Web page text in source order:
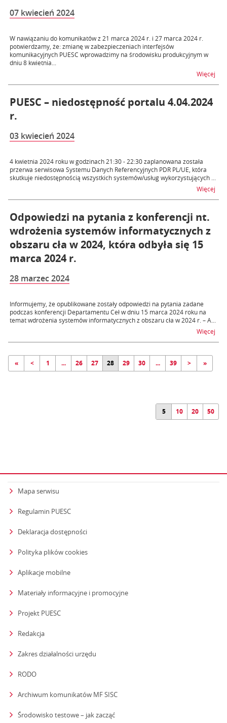
07 kwiecień 2024
W nawiązaniu do komunikatów z 21 marca 2024 r. i 27 marca 2024 r.
potwierdzamy, że: zmianę w zabezpieczeniach interfejsów
komunikacyjnych PUESC wprowadzimy na środowisku produkcyjnym w
dniu 8 kwietnia...
Więcej
PUESC – niedostępność portalu 4.04.2024
r.
03 kwiecień 2024
4 kwietnia 2024 roku w godzinach 21:30 - 22:30 zaplanowana została
przerwa serwisowa Systemu Danych Referencyjnych PDR PL/UE, która
skutkuje niedostępnością wszystkich systemów/usług wykorzystujących ...
Więcej
Odpowiedzi na pytania z konferencji nt.
wdrożenia systemów informatycznych z
obszaru cła w 2024, która odbyła się 15
marca 2024 r.
28 marzec 2024
Informujemy, że opublikowane zostały odpowiedzi na pytania zadane
podczas konferencji Departamentu Ceł w dniu 15 marca 2024 roku na
temat wdrożenia systemów informatycznych z obszaru cła w 2024 r. – A...
Więcej
« < 1 ... 26 27 28 29 30 ... 39 > »
5 10 20 50
Mapa serwisu
Regulamin PUESC
Deklaracja dostępności
Polityka plików cookies
Aplikacje mobilne
Materiały informacyjne i promocyjne
Projekt PUESC
Redakcja
Zakres działalności urzędu
RODO
Archiwum komunikatów MF SISC
Środowisko testowe – jak zacząćstrona otwiera się w nowym oknie